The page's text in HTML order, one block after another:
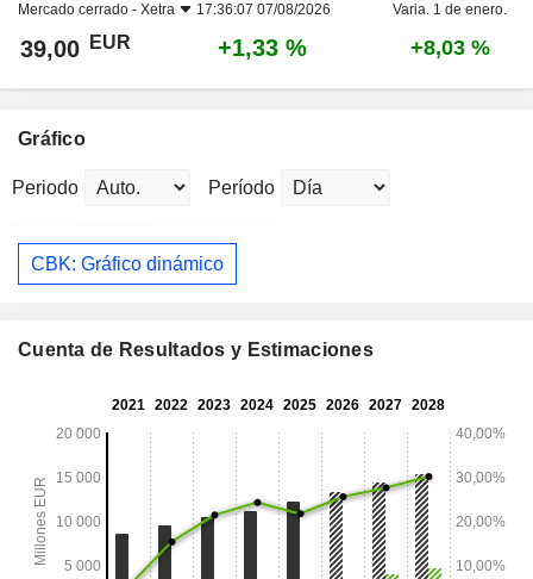
Mercado cerrado - Xetra 17:36:07 07/08/2026 Varia. 1 de enero.
39,00 EUR +1,33 % +8,03 %
Gráfico
Periodo Período
CBK: Gráfico dinámico
Cuenta de Resultados y Estimaciones